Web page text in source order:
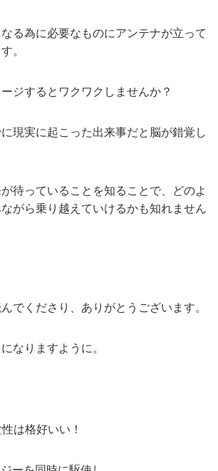
る為に必要なものにアンテナが立って
。
ジするとワクワクしませんか？
現実に起こった出来事だと脳が錯覚し
待っていることを知ることで、どのよ
がら乗り越えていけるかも知れません
でくださり、ありがとうございます。
なりますように。
は格好いい！